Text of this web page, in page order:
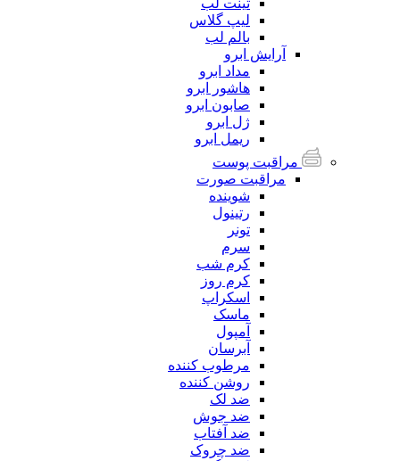
تینت لب
لیپ گلاس
بالم لب
آرایش ابرو
مداد ابرو
هاشور ابرو
صابون ابرو
ژل ابرو
ریمل ابرو
مراقبت پوست
مراقبت صورت
شوینده
رتینول
تونر
سرم
کرم شب
کرم روز
اسکراپ
ماسک
آمپول
آبرسان
مرطوب کننده
روشن کننده
ضد لک
ضد جوش
ضد آفتاب
ضد چروک